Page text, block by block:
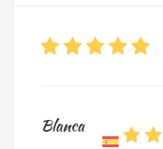
Blanca